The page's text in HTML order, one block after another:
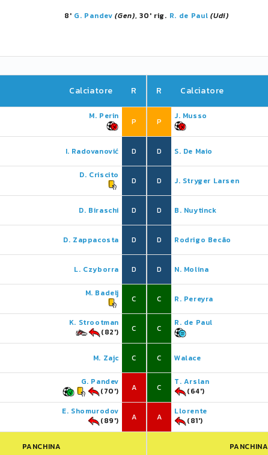
8' G. Pandev (Gen), 30' rig. R. de Paul (Udi)
Calciatore R
M. Perin
P
I. Radovanović D
D. Criscito
D
D. Biraschi D
D. Zappacosta D
L. Czyborra D
M. Badelj
C
K. Strootman
(82')
C
M. Zajc C
G. Pandev
(70')
A
E. Shomurodov
(89')
A
PANCHINA
R Calciatore
P
J. Musso
D S. De Maio
D J. Stryger Larsen
D B. Nuytinck
D Rodrigo Becão
D N. Molina
C R. Pereyra
C
R. de Paul
C Walace
C
T. Arslan
(64')
A
Llorente
(81')
PANCHINA